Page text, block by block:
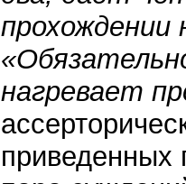
прохождении
нагревает
приведенных